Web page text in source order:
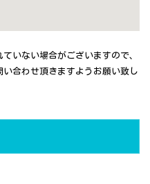
いない場合がございますので、
合わせ頂きますようお願い致し